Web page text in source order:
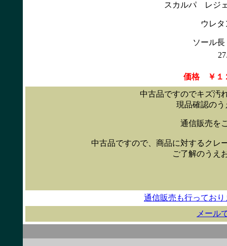
スカルパ レジ
ウレ
ソール
価格 ￥１
中古品ですのでキズ汚
現品確認の
通信販売を
中古品ですので、商品に対するクレ
ご了解のうえ
通信販売も行っており
メール